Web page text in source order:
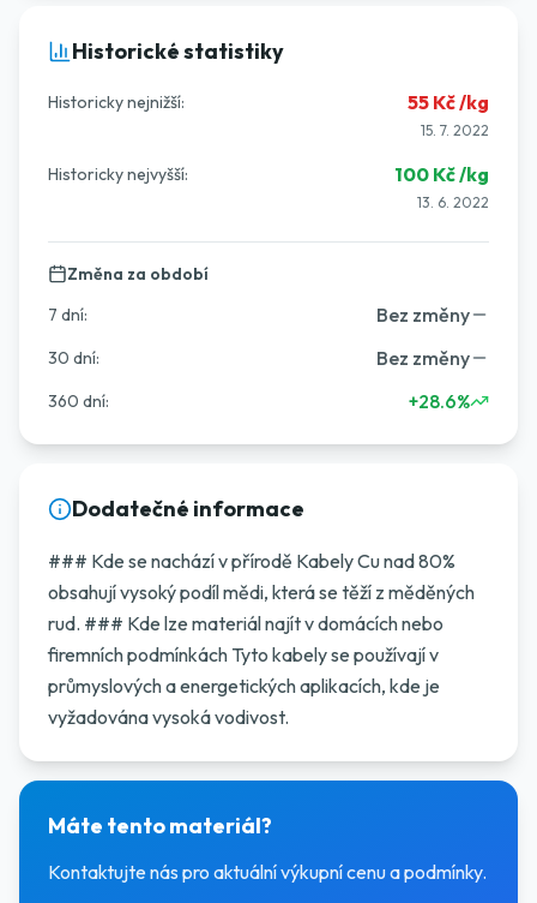
Historické statistiky
Historicky nejnižší: 55 Kč /kg
15. 7. 2022
Historicky nejvyšší: 100 Kč /kg
13. 6. 2022
Změna za období
7 dní: Bez změny
30 dní: Bez změny
360 dní: +28.6%
Dodatečné informace
### Kde se nachází v přírodě Kabely Cu nad 80%
obsahují vysoký podíl mědi, která se těží z měděných
rud. ### Kde lze materiál najít v domácích nebo
firemních podmínkách Tyto kabely se používají v
průmyslových a energetických aplikacích, kde je
vyžadována vysoká vodivost.
Máte tento materiál?
Kontaktujte nás pro aktuální výkupní cenu a podmínky.